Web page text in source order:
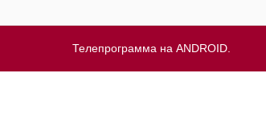
Телепрограмма на ANDROID.